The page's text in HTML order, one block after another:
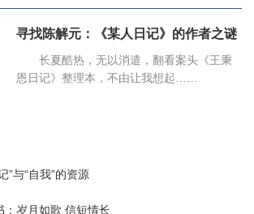
寻找陈解元：《某人日记》的作者之谜
长夏酷热，无以消遣，翻看案头《王秉
恩日记》整理本，不由让我想起……
”与“自我”的资源
：岁月如歌 信短情长